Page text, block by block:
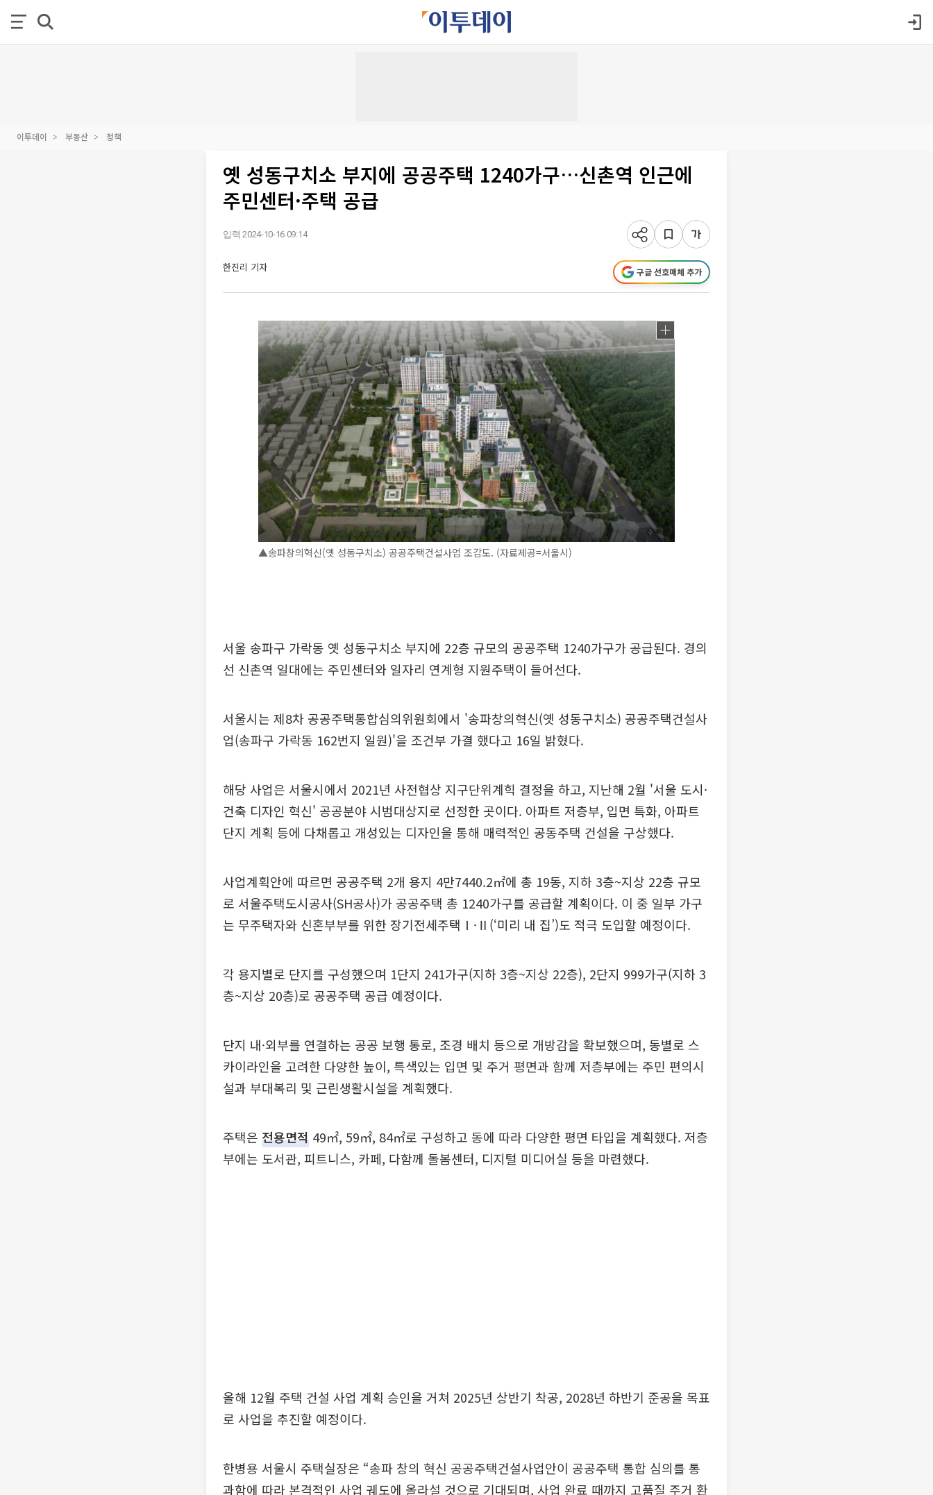
이투데이 부동산 정책
옛 성동구치소 부지에 공공주택 1240가구…신촌역 인근에
주민센터·주택 공급
입력 2024-10-16 09:14
한진리 기자 구글 선호매체 추가
▲송파창의혁신(옛 성동구치소) 공공주택건설사업 조감도. (자료제공=서울시)
서울 송파구 가락동 옛 성동구치소 부지에 22층 규모의 공공주택 1240가구가 공급된다. 경의
선 신촌역 일대에는 주민센터와 일자리 연계형 지원주택이 들어선다.
서울시는 제8차 공공주택통합심의위원회에서 '송파창의혁신(옛 성동구치소) 공공주택건설사
업(송파구 가락동 162번지 일원)'을 조건부 가결 했다고 16일 밝혔다.
해당 사업은 서울시에서 2021년 사전협상 지구단위계힉 결정을 하고, 지난해 2월 '서울 도시·
건축 디자인 혁신' 공공분야 시범대상지로 선정한 곳이다. 아파트 저층부, 입면 특화, 아파트
단지 계획 등에 다채롭고 개성있는 디자인을 통해 매력적인 공동주택 건설을 구상했다.
사업계획안에 따르면 공공주택 2개 용지 4만7440.2㎡에 총 19동, 지하 3층~지상 22층 규모
로 서울주택도시공사(SH공사)가 공공주택 총 1240가구를 공급할 계획이다. 이 중 일부 가구
는 무주택자와 신혼부부를 위한 장기전세주택Ⅰ·Ⅱ(‘미리 내 집’)도 적극 도입할 예정이다.
각 용지별로 단지를 구성했으며 1단지 241가구(지하 3층~지상 22층), 2단지 999가구(지하 3
층~지상 20층)로 공공주택 공급 예정이다.
단지 내·외부를 연결하는 공공 보행 통로, 조경 배치 등으로 개방감을 확보했으며, 동별로 스
카이라인을 고려한 다양한 높이, 특색있는 입면 및 주거 평면과 함께 저층부에는 주민 편의시
설과 부대복리 및 근린생활시설을 계획했다.
주택은 전용면적 49㎡, 59㎡, 84㎡로 구성하고 동에 따라 다양한 평면 타입을 계획했다. 저층
부에는 도서관, 피트니스, 카페, 다함께 돌봄센터, 디지털 미디어실 등을 마련했다.
올해 12월 주택 건설 사업 계획 승인을 거쳐 2025년 상반기 착공, 2028년 하반기 준공을 목표
로 사업을 추진할 예정이다.
한병용 서울시 주택실장은 “송파 창의 혁신 공공주택건설사업안이 공공주택 통합 심의를 통
과함에 따라 본격적인 사업 궤도에 올라설 것으로 기대되며, 사업 완료 때까지 고품질 주거 환